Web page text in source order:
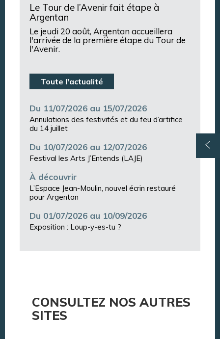
Le Tour de l’Avenir fait étape à
Argentan
Le jeudi 20 août, Argentan accueillera
l'arrivée de la première étape du Tour de
l'Avenir.
Toute l'actualité
Du 11/07/2026 au 15/07/2026
Annulations des festivités et du feu d’artifice
du 14 juillet
Du 10/07/2026 au 12/07/2026
Festival les Arts J’Entends (LAJE)
À découvrir
L’Espace Jean-Moulin, nouvel écrin restauré
pour Argentan
Du 01/07/2026 au 10/09/2026
Exposition : Loup-y-es-tu ?
CONSULTEZ NOS AUTRES
SITES